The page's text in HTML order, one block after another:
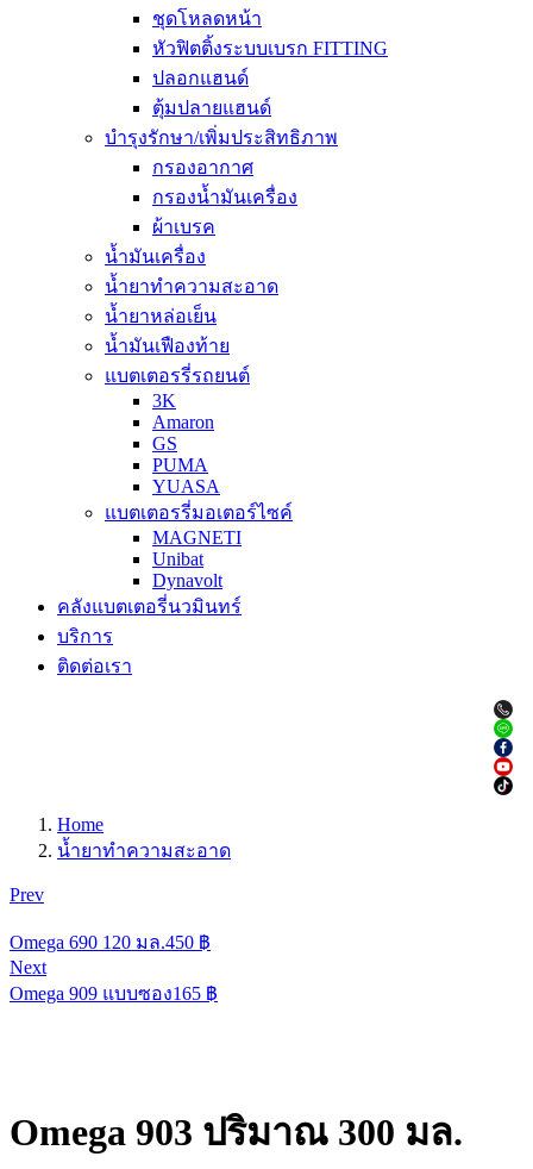
ชุดโหลดหน้า
หัวฟิตติ้งระบบเบรก FITTING
ปลอกแฮนด์
ตุ้มปลายแฮนด์
บำรุงรักษา/เพิ่มประสิทธิภาพ
กรองอากาศ
กรองน้ำมันเครื่อง
ผ้าเบรค
น้ำมันเครื่อง
น้ำยาทำความสะอาด
น้ำยาหล่อเย็น
น้ำมันเฟืองท้าย
แบตเตอรรี่รถยนต์
3K
Amaron
GS
PUMA
YUASA
แบตเตอรรี่มอเตอร์ไซค์
MAGNETI
Unibat
Dynavolt
คลังแบตเตอรี่นวมินทร์
บริการ
ติดต่อเรา
Home
น้ำยาทำความสะอาด
Prev
Omega 690 120 มล.450 ฿
Next
Omega 909 แบบซอง165 ฿
Omega 903 ปริมาณ 300 มล.